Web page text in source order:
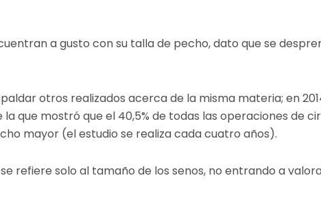
a gusto con su talla de pecho, dato que se
otros realizados acerca de la misma materia; en
la que mostró que el 40,5% de todas las operaciones de
mayor (el estudio se realiza cada cuatro años).
refiere solo al tamaño de los senos, no entrando a